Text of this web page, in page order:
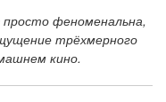
просто феноменальна,
трёхмерного
кино.